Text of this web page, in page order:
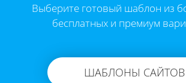
Выберите готовый шаблон из
бесплатных и премиум
ШАБЛОНЫ САЙТОВ